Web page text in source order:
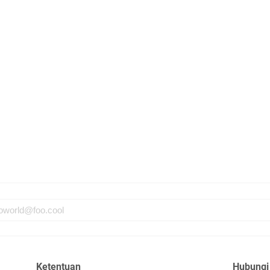
Ketentuan